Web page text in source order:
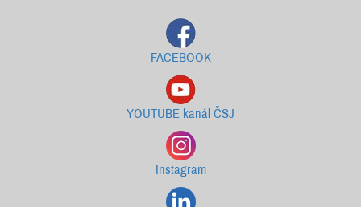
FACEBOOK
YOUTUBE kanál ČSJ
Instagram